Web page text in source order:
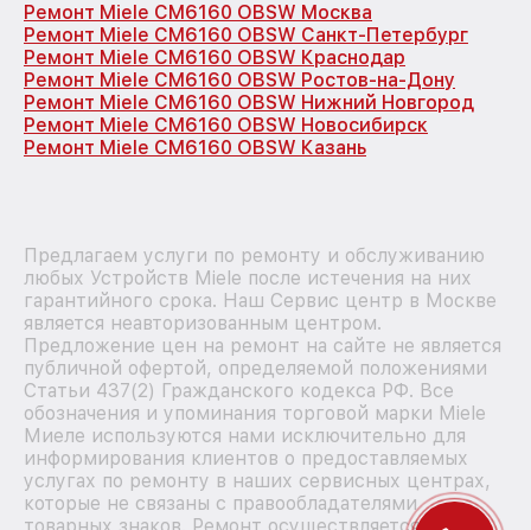
Ремонт Miele CM6160 OBSW Москва
Ремонт Miele CM6160 OBSW Санкт-Петербург
Ремонт Miele CM6160 OBSW Краснодар
Ремонт Miele CM6160 OBSW Ростов-на-Дону
Ремонт Miele CM6160 OBSW Нижний Новгород
Ремонт Miele CM6160 OBSW Новосибирск
Ремонт Miele CM6160 OBSW Казань
Предлагаем услуги по ремонту и обслуживанию
любых Устройств Miele после истечения на них
гарантийного срока. Наш Сервис центр в Москве
является неавторизованным центром.
Предложение цен на ремонт на сайте не является
публичной офертой, определяемой положениями
Статьи 437(2) Гражданского кодекса РФ. Все
обозначения и упоминания торговой марки Miele
Миеле используются нами исключительно для
информирования клиентов о предоставляемых
услугах по ремонту в наших сервисных центрах,
которые не связаны с правообладателями